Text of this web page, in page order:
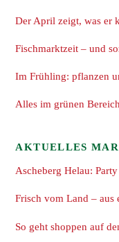
Der April zeigt, was er
Fischmarktzeit – und
Im Frühling: pflanzen
Alles im grünen
AKTUELLES
Ascheberg Helau:
Frisch vom Land – aus
So geht shoppen auf